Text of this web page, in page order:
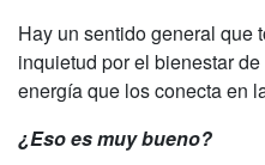
Hay un sentido general que
inquietud por el bienestar
energía que los conecta en
¿Eso es muy bueno?